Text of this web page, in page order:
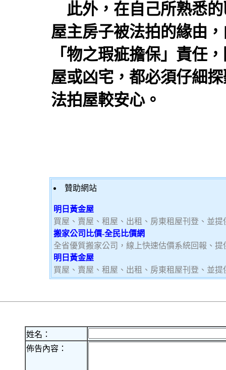
此外，在自己所熟悉的
屋主房子被法拍的緣由
「物之瑕疵擔保」責任
屋或凶宅，都必須仔細
法拍屋較安心。
贊助網站
明日黃金屋
買屋、賣屋、租屋、出租、房東租屋刊登、並
搬家公司比價-全民比價網
全省優質搬家公司，線上快速估價系統回報、
明日黃金屋
買屋、賣屋、租屋、出租、房東租屋刊登、並
姓名：
佈告內容：